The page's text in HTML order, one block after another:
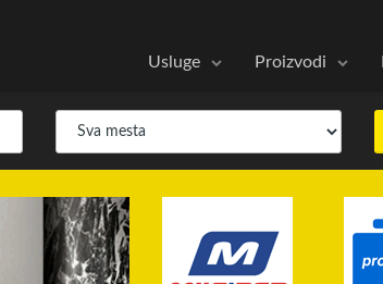
Usluge Proizvodi